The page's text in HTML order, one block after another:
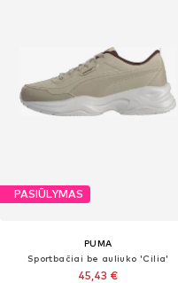
PASIŪLYMAS
PUMA
Sportbačiai be auliuko 'Cilia'
45,43 €